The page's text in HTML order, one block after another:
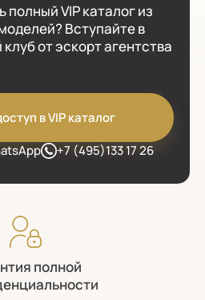
VIP каталог из
Вступайте в
от эскорт агентства
в VIP каталог
+7 (495)133 17 26
полной